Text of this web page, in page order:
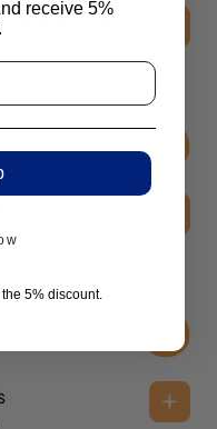
Sheet Molds
receive 5%
5% discount.